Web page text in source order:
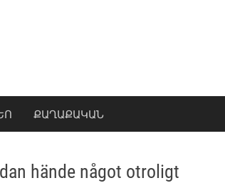
ՔԱՂԱՔԱԿԱՆ
hände något otroligt